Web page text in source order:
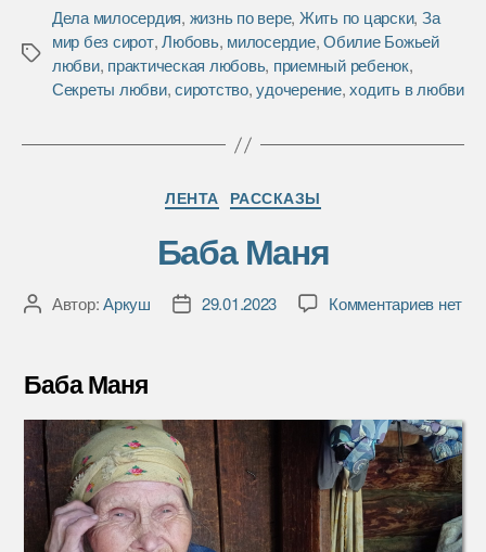
e
b
o
o
t
t
e
r
р
а
в
и
ь
Метки
Дела милосердия, жизнь по вере, Жить по царски, За
мир без сирот,Любовь, милосердие,Обилие Божьей
любви, практическая любовь, приемный ребенок,
Секреты любви,сиротство,удочерение,ходить в любви
Рубрики
ЛЕНТА РАССКАЗЫ
Баба Маня
АвторАвтор:Аркуш
Дата29.01.2023 Комментариевкнет
Баба Маня